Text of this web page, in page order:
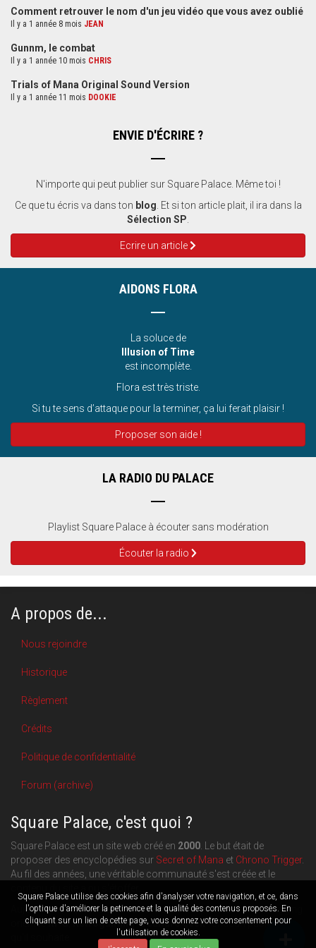
Square Palace utilise des cookies afin d'analyser votre navigation, et ce, dans
l'optique d'améliorer la petinence et la qualité des contenus proposés. En
cliquant sur un lien de cette page, vous donnez votre consentement pour
l'utilisation de cookies.
Comment retrouver le nom d'un jeu vidéo que vous avez oublié
Il y a 1 année 8 mois JEAN
Gunnm, le combat
Il y a 1 année 10 mois CHRIS
Trials of Mana Original Sound Version
Il y a 1 année 11 mois DOOKIE
ENVIE D'ÉCRIRE ?
N'importe qui peut publier sur Square Palace. Même toi !
Ce que tu écris va dans ton blog . Et si ton article plait, il ira dans la
Sélection SP
Ecrire un article
AIDONS FLORA
La soluce de
Illusion of Time
est incomplète.
Flora est très triste.
Si tu te sens d’attaque pour la terminer, ça lui ferait plaisir !
Proposer son aide !
LA RADIO DU PALACE
Playlist Square Palace à écouter sans modération
Écouter la radio
A propos de...
Nous rejoindre
Historique
Règlement
Crédits
Politique de confidentialité
Forum (archive)
Square Palace, c'est quoi ?
Square Palace est un site web créé en 2000 . Le but était de
proposer des encyclopédies sur Secret of Mana et Chrono Trigger.
Au fil des années, une véritable communauté s'est créée et le
Aujourd'hui, Square Palace c'est aussi une plateforme de blogging
orientéeRPG, Retrogamingetculture geek: chacun publie ce